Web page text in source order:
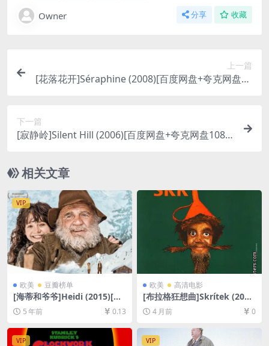
Owner 分享 收藏
上一篇
[花落花开]Séraphine (2008)[百度网盘+夸克网盘10
下一篇
[寂静岭]Silent Hill (2006)[百度网盘+夸克网盘1080
B][中英字幕]
相关文章
VIP
欧美 豆瓣榜单
[海蒂和爷爷]Heidi (2015)[百
度网盘+迅雷云盘资源1080P
超清未删减][MP4/7.1GB][中
英字幕]
5 年前 0.13
欧美 高清电影
[布拉格狂想曲]Skrítek (200
5)[百度网盘+夸克网盘1080P
超清未删减资源][网盘在线播
放/下载][MKV/2.8GB][无对
白]
4 月前 0
VIP VIP